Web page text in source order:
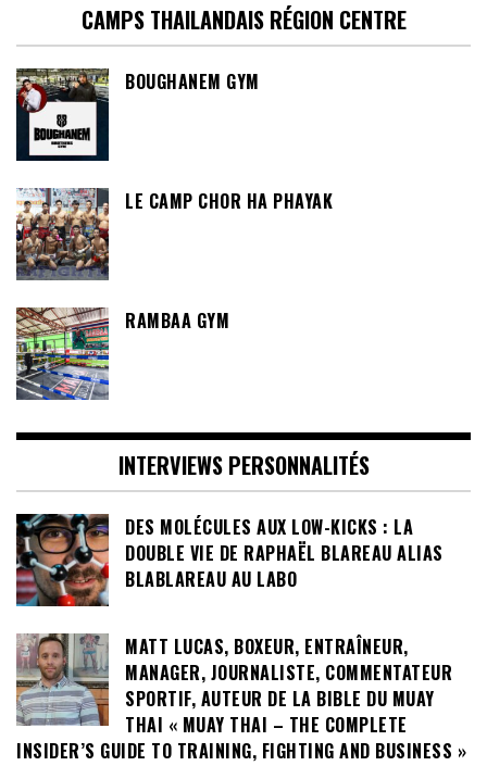
CAMPS THAILANDAIS RÉGION CENTRE
BOUGHANEM GYM
LE CAMP CHOR HA PHAYAK
RAMBAA GYM
INTERVIEWS PERSONNALITÉS
DES MOLÉCULES AUX LOW-KICKS : LA
DOUBLE VIE DE RAPHAËL BLAREAU ALIAS
BLABLAREAU AU LABO
MATT LUCAS, BOXEUR, ENTRAÎNEUR,
MANAGER, JOURNALISTE, COMMENTATEUR
SPORTIF, AUTEUR DE LA BIBLE DU MUAY
THAI « MUAY THAI – THE COMPLETE
INSIDER’S GUIDE TO TRAINING, FIGHTING AND BUSINESS »